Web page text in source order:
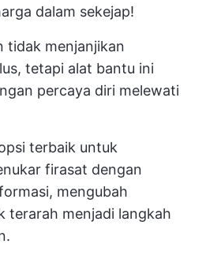
dalam sekejap!
tidak menjanjikan
tetapi alat bantu ini
percaya diri melewati
terbaik untuk
firasat dengan
mengubah
terarah menjadi langkah